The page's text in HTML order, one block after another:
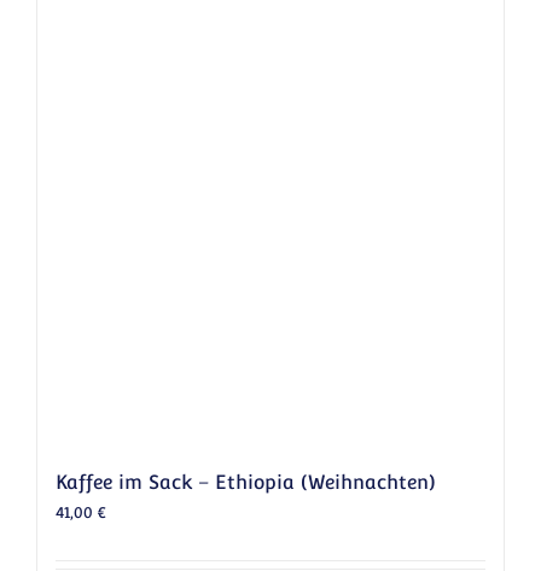
Kaffee im Sack – Ethiopia (Weihnachten)
41,00 €